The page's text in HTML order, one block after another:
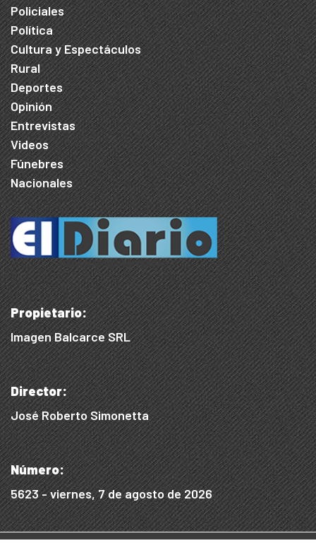
Policiales
Política
Cultura y Espectáculos
Rural
Deportes
Opinión
Entrevistas
Videos
Fúnebres
Nacionales
Propietario:
Imagen Balcarce SRL
Director:
José Roberto Simonetta
Número:
5623 - viernes, 7 de agosto de 2026